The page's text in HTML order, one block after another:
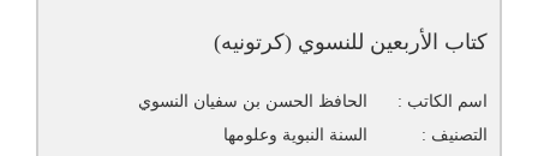
كتاب الأربعين للنسوي (كرتونيه)
اسم الكاتب :
الحافظ الحسن بن سفيان النسوي
التصنيف :
السنة النبوية وعلومها